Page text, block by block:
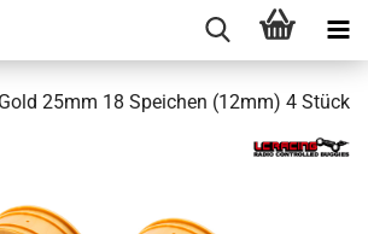
25mm 18 Speichen (12mm) 4 Stück